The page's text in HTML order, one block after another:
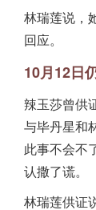
林瑞莲说，
回应。
10月12日
辣玉莎曾供
与毕丹星和
此事不会不
认撒了谎。
林瑞莲供证